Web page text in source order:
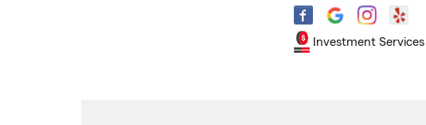
Investment Services